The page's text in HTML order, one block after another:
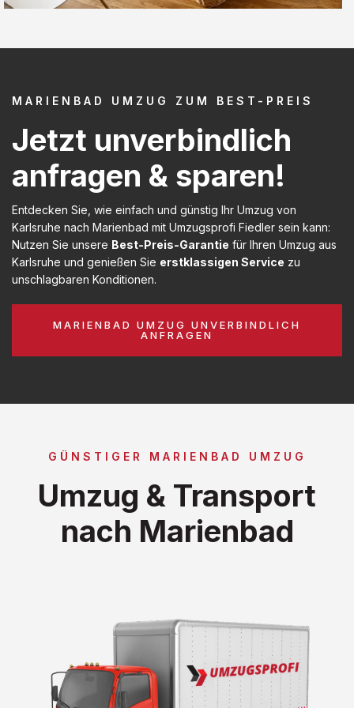
MARIENBAD UMZUG ZUM BEST-PREIS
Jetzt unverbindlich
anfragen & sparen!
Entdecken Sie, wie einfach und günstig Ihr Umzug von
Karlsruhe nach Marienbad mit Umzugsprofi Fiedler sein kann:
Nutzen Sie unsere Best-Preis-Garantie für Ihren Umzug aus
Karlsruhe und genießen Sie erstklassigen Service zu
unschlagbaren Konditionen.
MARIENBAD UMZUG UNVERBINDLICH
ANFRAGEN
GÜNSTIGER MARIENBAD UMZUG
Umzug & Transport
nach Marienbad